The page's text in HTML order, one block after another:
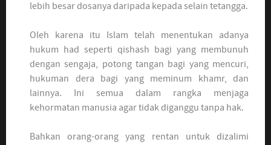
lebih besar dosanya daripada kepada selain tetangga.
Oleh karena itu Islam telah menentukan adanya
hukum had seperti qishash bagi yang membunuh
dengan sengaja, potong tangan bagi yang mencuri,
hukuman dera bagi yang meminum khamr, dan
lainnya. Ini semua dalam rangka menjaga
kehormatan manusia agar tidak diganggu tanpa hak.
Bahkan orang-orang yang rentan untuk dizalimi